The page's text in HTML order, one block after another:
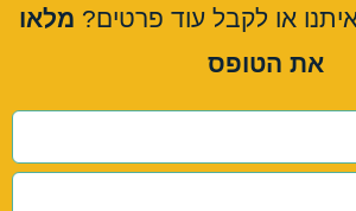
או לקבל עוד פרטים? מלאו
את הטופס